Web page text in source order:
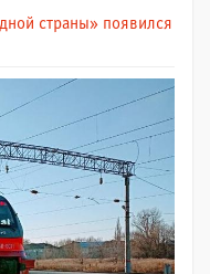
страны» появился